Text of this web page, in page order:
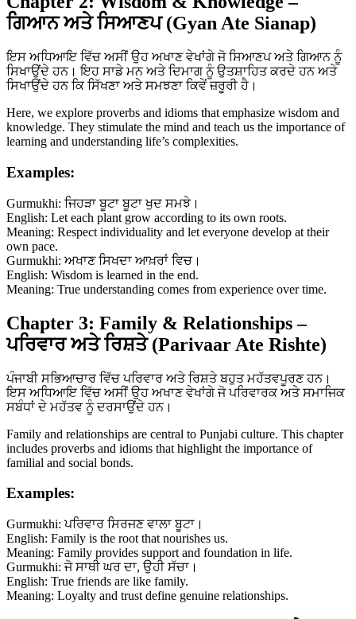
ਗਿਆਨ ਅਤੇ ਸਿਆਣਪ (Gyan Ate Sianap)
ਇਸ ਅਧਿਆਇ ਵਿੱਚ ਅਸੀਂ ਉਹ ਅਖਾਣ ਵੇਖਾਂਗੇ ਜੋ ਸਿਆਣਪ ਅਤੇ ਗਿਆਨ ਨੂੰ
ਸਿਖਾਉਂਦੇ ਹਨ। ਇਹ ਸਾਡੇ ਮਨ ਅਤੇ ਦਿਮਾਗ ਨੂੰ ਉਤਸ਼ਾਹਿਤ ਕਰਦੇ ਹਨ ਅਤੇ
ਸਿਖਾਉਂਦੇ ਹਨ ਕਿ ਸਿੱਖਣਾ ਅਤੇ ਸਮਝਣਾ ਕਿਵੇਂ ਜ਼ਰੂਰੀ ਹੈ।
Here, we explore proverbs and idioms that emphasize wisdom and
knowledge. They stimulate the mind and teach us the importance of
learning and understanding life’s complexities.
Examples:
Gurmukhi: ਜਿਹੜਾ ਬੂਟਾ ਬੂਟਾ ਖੁਦ ਸਮਝੇ।
English: Let each plant grow according to its own roots.
Meaning: Respect individuality and let everyone develop at their
own pace.
Gurmukhi: ਅਖਾਣ ਸਿਖਦਾ ਆਖ਼ਰਾਂ ਵਿਚ।
English: Wisdom is learned in the end.
Meaning: True understanding comes from experience over time.
Chapter 3: Family & Relationships –
ਪਰਿਵਾਰ ਅਤੇ ਰਿਸ਼ਤੇ (Parivaar Ate Rishte)
ਪੰਜਾਬੀ ਸਭਿਆਚਾਰ ਵਿੱਚ ਪਰਿਵਾਰ ਅਤੇ ਰਿਸ਼ਤੇ ਬਹੁਤ ਮਹੱਤਵਪੂਰਣ ਹਨ।
ਇਸ ਅਧਿਆਇ ਵਿੱਚ ਅਸੀਂ ਉਹ ਅਖਾਣ ਵੇਖਾਂਗੇ ਜੋ ਪਰਿਵਾਰਕ ਅਤੇ ਸਮਾਜਿਕ
ਸਬੰਧਾਂ ਦੇ ਮਹੱਤਵ ਨੂੰ ਦਰਸਾਉਂਦੇ ਹਨ।
Family and relationships are central to Punjabi culture. This chapter
includes proverbs and idioms that highlight the importance of
familial and social bonds.
Examples:
Gurmukhi: ਪਰਿਵਾਰ ਸਿਰਜਣ ਵਾਲਾ ਬੂਟਾ।
English: Family is the root that nourishes us.
Meaning: Family provides support and foundation in life.
Gurmukhi: ਜੋ ਸਾਥੀ ਘਰ ਦਾ, ਉਹੀ ਸੱਚਾ।
English: True friends are like family.
Meaning: Loyalty and trust define genuine relationships.